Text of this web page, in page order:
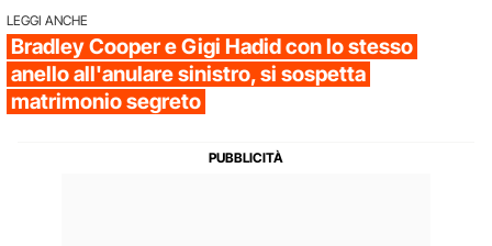
LEGGI ANCHE
Bradley Cooper e Gigi Hadid con lo stesso
anello all'anulare sinistro, si sospetta
matrimonio segreto